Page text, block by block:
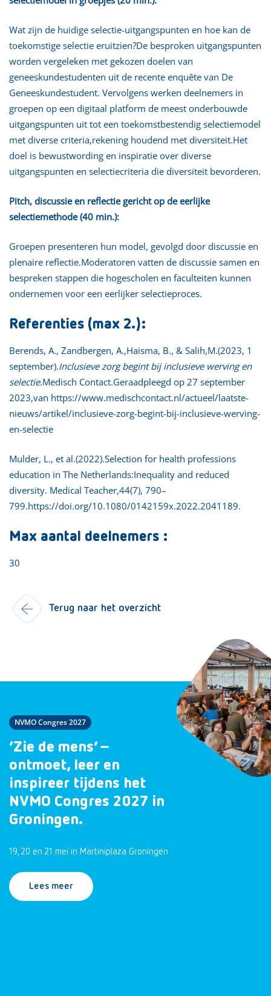
Wat zijn de huidige selectie-uitgangspunten en hoe kan de
toekomstige selectie eruitzien?De besproken uitgangspunten
worden vergeleken met gekozen doelen van
geneeskundestudenten uit de recente enquête van De
Geneeskundestudent. Vervolgens werken deelnemers in
groepen op een digitaal platform de meest onderbouwde
uitgangspunten uit tot een toekomstbestendig selectiemodel
met diverse criteria,rekening houdend met diversiteit.Het
doel is bewustwording en inspiratie over diverse
uitgangspunten en selectiecriteria die diversiteit bevorderen.
Pitch, discussie en reflectie gericht op de eerlijke
selectiemethode (40 min.):
Groepen presenteren hun model, gevolgd door discussie en
plenaire reflectie.Moderatoren vatten de discussie samen en
bespreken stappen die hogescholen en faculteiten kunnen
ondernemen voor een eerlijker selectieproces.
Referenties (max 2.):
Berends, A., Zandbergen, A.,Haisma, B., & Salih,M.(2023, 1
september).Inclusieve zorg begint bij inclusieve werving en
selectie.Medisch Contact.Geraadpleegd op 27 september
2023,van https://www.medischcontact.nl/actueel/laatste-
nieuws/artikel/inclusieve-zorg-begint-bij-inclusieve-werving-
en-selectie
Mulder, L., et al.(2022).Selection for health professions
education in The Netherlands:Inequality and reduced
diversity. Medical Teacher,44(7), 790–
799.https://doi.org/10.1080/0142159x.2022.2041189.
Max aantal deelnemers :
30
Terug naar het overzicht
NVMO Congres 2027
‘Zie de mens’ –
ontmoet, leer en
inspireer tijdens het
NVMO Congres 2027 in
Groningen.
19, 20 en 21 mei in Martiniplaza Groningen
Lees meer